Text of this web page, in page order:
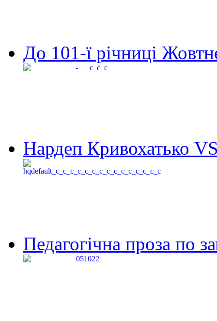
До 101-ї річниці
Нардеп Кривохатько
Педагогічна проза по